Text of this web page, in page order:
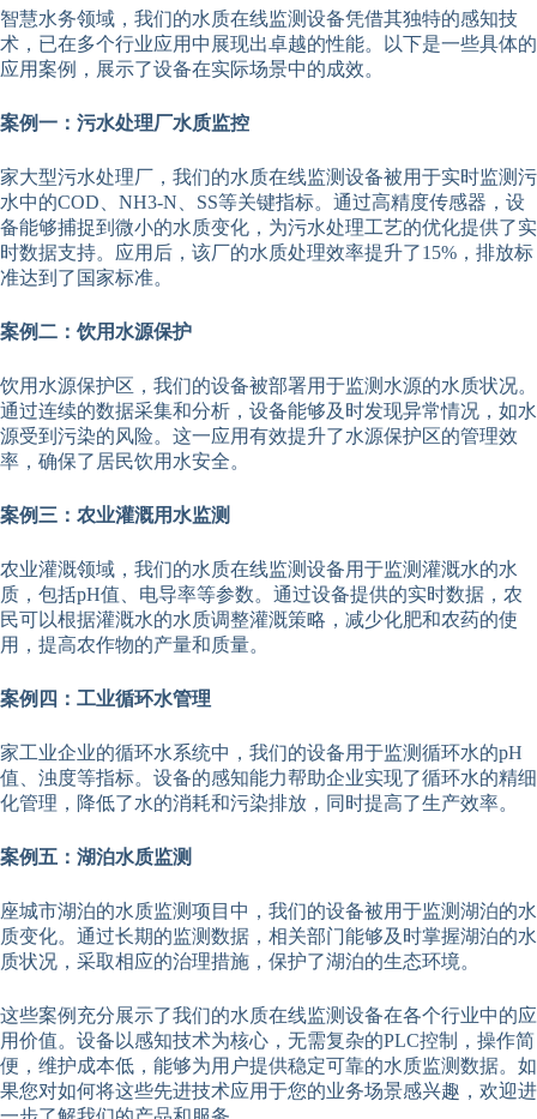
智慧水务领域，我们的水质在线监测设备凭借其独特的感知技
术，已在多个行业应用中展现出卓越的性能。以下是一些具体的
应用案例，展示了设备在实际场景中的成效。
案例一：污水处理厂水质监控
家大型污水处理厂，我们的水质在线监测设备被用于实时监测污
水中的COD、NH3-N、SS等关键指标。通过高精度传感器，设
备能够捕捉到微小的水质变化，为污水处理工艺的优化提供了实
时数据支持。应用后，该厂的水质处理效率提升了15%，排放标
准达到了国家标准。
案例二：饮用水源保护
饮用水源保护区，我们的设备被部署用于监测水源的水质状况。
通过连续的数据采集和分析，设备能够及时发现异常情况，如水
源受到污染的风险。这一应用有效提升了水源保护区的管理效
率，确保了居民饮用水安全。
案例三：农业灌溉用水监测
农业灌溉领域，我们的水质在线监测设备用于监测灌溉水的水
质，包括pH值、电导率等参数。通过设备提供的实时数据，农
民可以根据灌溉水的水质调整灌溉策略，减少化肥和农药的使
用，提高农作物的产量和质量。
案例四：工业循环水管理
家工业企业的循环水系统中，我们的设备用于监测循环水的pH
值、浊度等指标。设备的感知能力帮助企业实现了循环水的精细
化管理，降低了水的消耗和污染排放，同时提高了生产效率。
案例五：湖泊水质监测
座城市湖泊的水质监测项目中，我们的设备被用于监测湖泊的水
质变化。通过长期的监测数据，相关部门能够及时掌握湖泊的水
质状况，采取相应的治理措施，保护了湖泊的生态环境。
这些案例充分展示了我们的水质在线监测设备在各个行业中的应
用价值。设备以感知技术为核心，无需复杂的PLC控制，操作简
便，维护成本低，能够为用户提供稳定可靠的水质监测数据。如
果您对如何将这些先进技术应用于您的业务场景感兴趣，欢迎进